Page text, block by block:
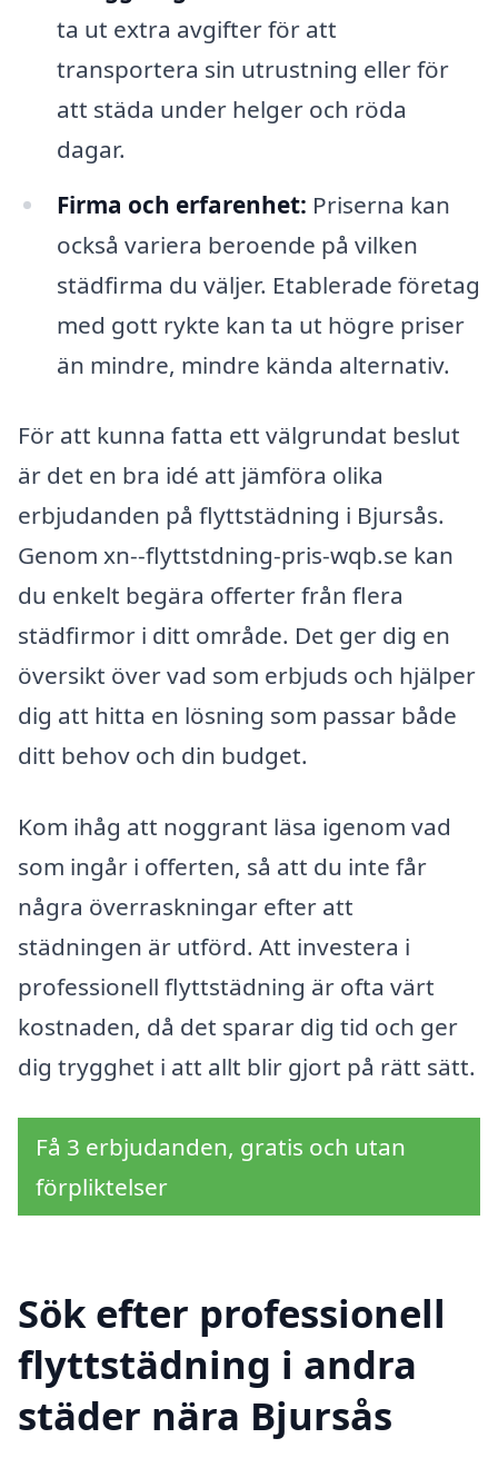
ta ut extra avgifter för att
transportera sin utrustning eller för
att städa under helger och röda
dagar.
Firma och erfarenhet: Priserna kan
också variera beroende på vilken
städfirma du väljer. Etablerade företag
med gott rykte kan ta ut högre priser
än mindre, mindre kända alternativ.
För att kunna fatta ett välgrundat beslut
är det en bra idé att jämföra olika
erbjudanden på flyttstädning i Bjursås.
Genom xn--flyttstdning-pris-wqb.se kan
du enkelt begära offerter från flera
städfirmor i ditt område. Det ger dig en
översikt över vad som erbjuds och hjälper
dig att hitta en lösning som passar både
ditt behov och din budget.
Kom ihåg att noggrant läsa igenom vad
som ingår i offerten, så att du inte får
några överraskningar efter att
städningen är utförd. Att investera i
professionell flyttstädning är ofta värt
kostnaden, då det sparar dig tid och ger
dig trygghet i att allt blir gjort på rätt sätt.
Få 3 erbjudanden, gratis och utan
förpliktelser
Sök efter professionell
flyttstädning i andra
städer nära Bjursås